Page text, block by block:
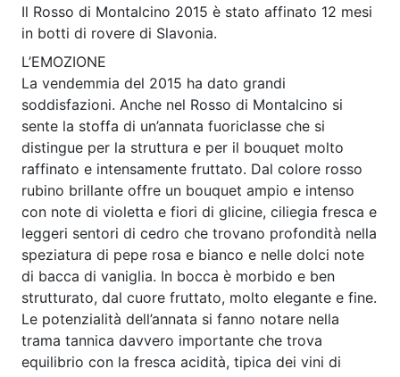
Il Rosso di Montalcino 2015 è stato affinato 12 mesi
in botti di rovere di Slavonia.
L’EMOZIONE
La vendemmia del 2015 ha dato grandi
soddisfazioni. Anche nel Rosso di Montalcino si
sente la stoffa di un’annata fuoriclasse che si
distingue per la struttura e per il bouquet molto
raffinato e intensamente fruttato. Dal colore rosso
rubino brillante offre un bouquet ampio e intenso
con note di violetta e fiori di glicine, ciliegia fresca e
leggeri sentori di cedro che trovano profondità nella
speziatura di pepe rosa e bianco e nelle dolci note
di bacca di vaniglia. In bocca è morbido e ben
strutturato, dal cuore fruttato, molto elegante e fine.
Le potenzialità dell’annata si fanno notare nella
trama tannica davvero importante che trova
equilibrio con la fresca acidità, tipica dei vini di